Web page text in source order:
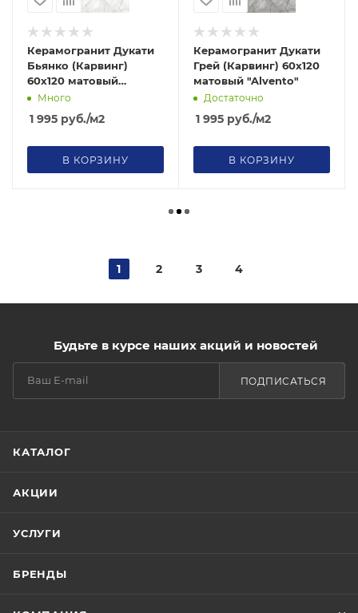
Керамогранит Дукати
Бьянко (Карвинг)
60х120 матовый
"Alvento"
Много
1 995 руб./м2
В КОРЗИНУ
Керамогранит Дукати
Грей (Карвинг) 60х120
матовый "Alvento"
Достаточно
1 995 руб./м2
В КОРЗИНУ
1 2 3 4
Будьте в курсе наших акций и новостей
ПОДПИСАТЬСЯ
КАТАЛОГ
АКЦИИ
УСЛУГИ
БРЕНДЫ